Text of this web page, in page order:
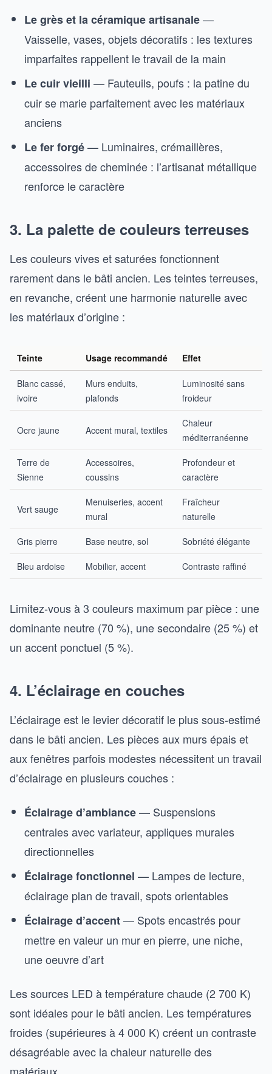
Le grès et la céramique artisanale—
Vaisselle, vases, objets décoratifs : les textures
imparfaites rappellent le travail de la main
Le cuir vieilli — Fauteuils, poufs : la patine du
cuir se marie parfaitement avec les matériaux
anciens
Le fer forgé— Luminaires, crémaillères,
accessoires de cheminée : l’artisanat métallique
renforce le caractère
3. La palette de couleurs terreuses
Les couleurs vives et saturées fonctionnent
rarement dans le bâti ancien. Les teintes terreuses,
en revanche, créent une harmonie naturelle avec
les matériaux d’origine :
Teinte Usage recommandé Effet
Blanc cassé,
ivoire
Murs enduits,
plafonds
Luminosité sans
froideur
Ocre jaune Accent mural, textiles
Chaleur
méditerranéenne
Terre de
Sienne
Accessoires,
coussins
Profondeur et
caractère
Vert sauge
Menuiseries, accent
mural
Fraîcheur
naturelle
Gris pierre Base neutre, sol Sobriété élégante
Bleu ardoise Mobilier, accent Contraste raffiné
Limitez-vous à 3 couleurs maximum par pièce : une
dominante neutre (70 %), une secondaire (25 %) et
un accent ponctuel (5 %).
4. L’éclairage en couches
L’éclairage est le levier décoratif le plus sous-estimé
dans le bâti ancien. Les pièces aux murs épais et
aux fenêtres parfois modestes nécessitent un travail
d’éclairage en plusieurs couches :
Éclairage d’ambiance— Suspensions
centrales avec variateur, appliques murales
directionnelles
Éclairage fonctionnel — Lampes de lecture,
éclairage plan de travail, spots orientables
Éclairage d’accent— Spots encastrés pour
mettre en valeur un mur en pierre, une niche,
une oeuvre d’art
Les sources LED à température chaude (2 700 K)
sont idéales pour le bâti ancien. Les températures
froides (supérieures à 4 000 K) créent un contraste
désagréable avec la chaleur naturelle des